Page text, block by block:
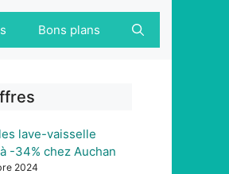
Bons plans
lave-vaisselle
-34% chez Auchan
2024